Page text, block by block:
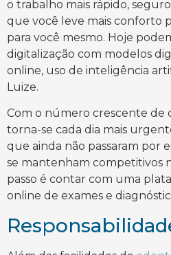
o trabalho mais rápido,
que você leve mais conforto
para você mesmo. Hoje
digitalização com modelos
online, uso de inteligência
Luize.
Com o número crescente de
torna-se cada dia mais
que ainda não passaram por
se mantenham competitivos
passo é contar com uma
online de exames e